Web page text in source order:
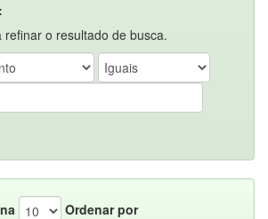
refinar o resultado de busca.
Ordenar por